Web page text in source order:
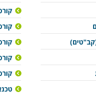
(קב"טים)